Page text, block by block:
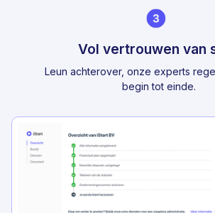
Vol vertrouwen van
Leun achterover, onze experts
begin tot einde.